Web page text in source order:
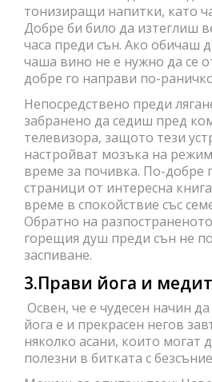
тонизиращи напитки, като
Добре би било да изтеглиш
часа преди сън. Ако обичаш
чаша вино не е нужно да се
добре го направи по-
Непосредствено преди
забранено да седиш пред
телевизора, защото тези
настройват мозъка на
време за почивка. По-добре
страници от интересна
време в спокойствие със
Обратно на
горещия душ преди сън не
заспиване.
3.Прави йога и
Освен, че е чудесен начин
йога е и прекрасен негов
няколко асани, които могат
полезни в битката с